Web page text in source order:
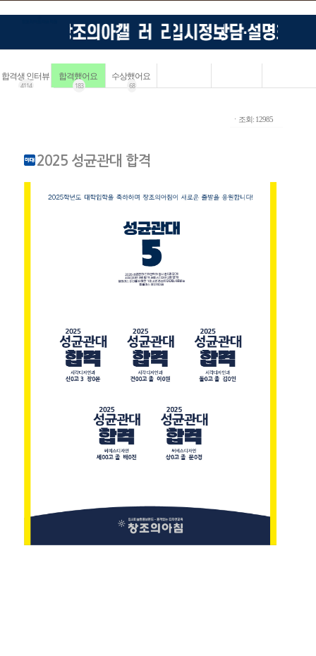
합격생 인터뷰
4114
합격했어요
183
수상했어요
68
ㆍ조회: 12985
2025 성균관대 합격